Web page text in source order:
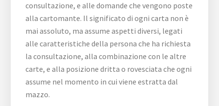
consultazione, e alle domande che vengono poste
alla cartomante. Il significato di ogni carta non è
mai assoluto, ma assume aspetti diversi, legati
alle caratteristiche della persona che ha richiesta
la consultazione, alla combinazione con le altre
carte, e alla posizione dritta o rovesciata che ogni
assume nel momento in cui viene estratta dal
mazzo.